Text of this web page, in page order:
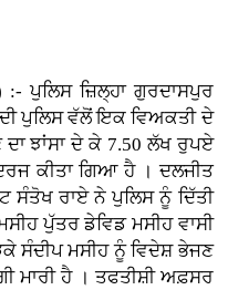
ਪੁਲਿਸ ਜ਼ਿਲ੍ਹਾ ਗੁਰਦਾਸਪੁਰ
ਪੁਲਿਸ ਵੱਲੋਂ ਇਕ ਵਿਅਕਤੀ ਦੇ
ਝਾਂਸਾ ਦੇ ਕੇ 7.50 ਲੱਖ ਰੁਪਏ
ਕੀਤਾ ਗਿਆ ਹੈ । ਦਲਜੀਤ
ਸੰਤੋਖ ਰਾਏ ਨੇ ਪੁਲਿਸ ਨੂੰ ਦਿੱਤੀ
ਪੁੱਤਰ ਡੇਵਿਡ ਮਸੀਹ ਵਾਸੀ
ਸੰਦੀਪ ਮਸੀਹ ਨੂੰ ਵਿਦੇਸ਼ ਭੇਜਣ
ਮਾਰੀ ਹੈ । ਤਫਤੀਸ਼ੀ ਅਫ਼ਸਰ